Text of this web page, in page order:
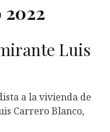
2022
Luis
a la vivienda de
Carrero Blanco,